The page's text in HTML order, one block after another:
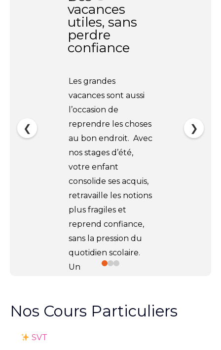
vacances
utiles, sans
perdre
confiance
Les grandes
vacances sont aussi
l’occasion de
reprendre les choses
au bon endroit. Avec
nos stages d’été,
votre enfant
consolide ses acquis,
retravaille les notions
plus fragiles et
reprend confiance,
sans la pression du
quotidien scolaire.
Un
de 2h par matière,
❮ ❯
Nos Cours Particuliers
SVT